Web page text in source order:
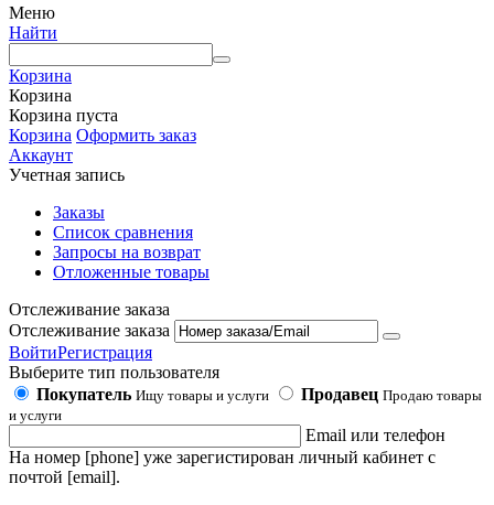
Меню
Найти
Корзина
Корзина
Корзина пуста
Корзина Оформить заказ
Аккаунт
Учетная запись
Заказы
Список сравнения
Запросы на возврат
Отложенные товары
Отслеживание заказа
Отслеживание заказа
ВойтиРегистрация
Выберите тип пользователя
Покупатель Ищу товары и услуги Продавец Продаю товары
и услуги
Email или телефон
На номер [phone] уже зарегистирован личный кабинет с
почтой [email].